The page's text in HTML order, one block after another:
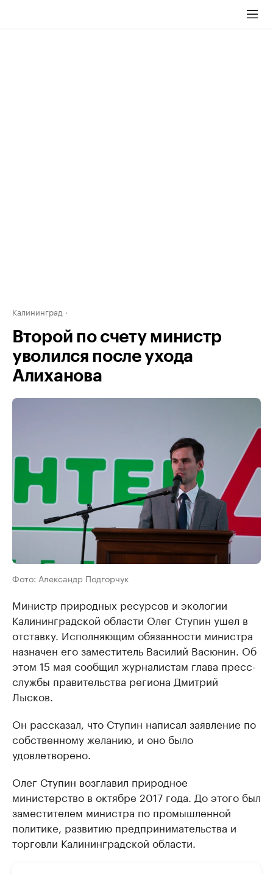
Калининград
Второй по счету министр
уволился после ухода
Алиханова
Фото: Александр Подгорчук
Министр природных ресурсов и экологии
Калининградской области Олег Ступин ушел в
отставку. Исполняющим обязанности министра
назначен его заместитель Василий Васюнин. Об
этом 15 мая сообщил журналистам глава пресс-
службы правительства региона Дмитрий
Лысков.
Он рассказал, что Ступин написал заявление по
собственному желанию, и оно было
удовлетворено.
Олег Ступин возглавил природное
министерство в октябре 2017 года. До этого был
заместителем министра по промышленной
политике, развитию предпринимательства и
торговли Калининградской области.